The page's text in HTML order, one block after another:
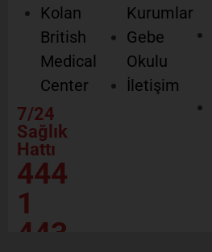
Kolan
British
Medical
Center
7/24
Sağlık
Hattı
444
1
443
Kurumlar
Gebe
Okulu
İletişim